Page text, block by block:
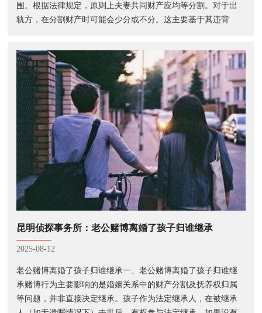
围。根据法律规定，原则上夫妻共同财产应均等分割。对于出
轨方，在分割财产时可能会少分或不分。这主要基于其违背
昆明侦探事务所：老公赌博离婚了孩子归谁继承
2025-08-12
老公赌博离婚了孩子归谁继承一、老公赌博离婚了孩子归谁继
承赌博行为主要影响的是婚姻关系中的财产分割及抚养权归属
等问题，并非直接决定继承。孩子作为法定继承人，在被继承